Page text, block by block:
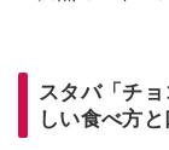
スタバ「チ
しい食べ方と